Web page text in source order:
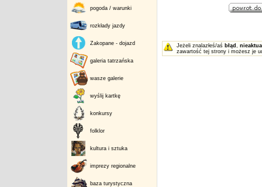
pogoda / warunki
rozkłady jazdy
Zakopane - dojazd
galeria tatrzańska
wasze galerie
wyślij kartkę
konkursy
folklor
kultura i sztuka
imprezy regionalne
baza turystyczna
Jeżeli znalazłeś/aś błąd ,
zawartość tej strony i możesz je